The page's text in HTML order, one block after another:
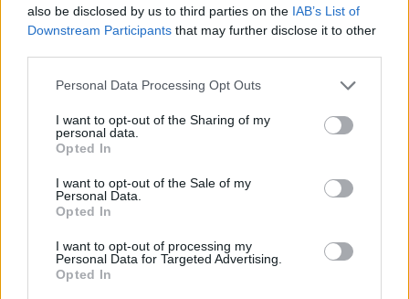
also be disclosed by us to third parties on the IAB’s List of
Downstream Participants that may further disclose it to other
Personal Data Processing Opt Outs
I want to opt-out of the Sharing of my
personal data.
Opted In
I want to opt-out of the Sale of my
Personal Data.
Opted In
I want to opt-out of processing my
Personal Data for Targeted Advertising.
Opted In
553Αρχίζει στην Κωνσταντινούπολη η Ε΄
Οικουμενική Σύνοδος.
1215Επαναστάτες βαρώνοι αποκηρύσσουν την
υποταγή τους στον βασιλιά Ιωάννη της Αγγλίας
Ο πλοίαρχος Ευάγγελος Ματζαράκης σηκώνει
το λάβαρο της επανάστασης στη Σαντορίνη.
Τα Αφρικάανς γίνονται επίσημη γλώσσα στη
Νότια Αφρική.
Οι ιταλικές δυνάμεις καταλαμβάνουν την
Αντίς Αμπέμπα στην Αιθιοπία.
Ο αυτοκράτορας της Αιθιοπίας Χαϊλέ Σελασιέ
επιστρέφει στη χώρα.